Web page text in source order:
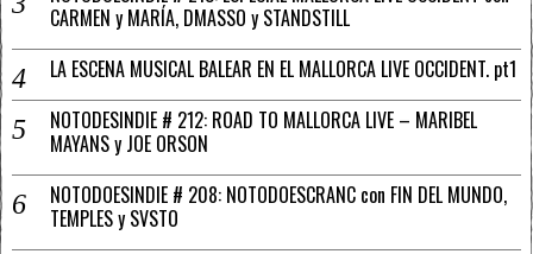
CARMEN y MARÍA, DMASSO y STANDSTILL
LA ESCENA MUSICAL BALEAR EN EL MALLORCA LIVE OCCIDENT. pt1
NOTODESINDIE # 212: ROAD TO MALLORCA LIVE – MARIBEL
MAYANS y JOE ORSON
NOTODOESINDIE # 208: NOTODOESCRANC con FIN DEL MUNDO,
TEMPLES y SVSTO